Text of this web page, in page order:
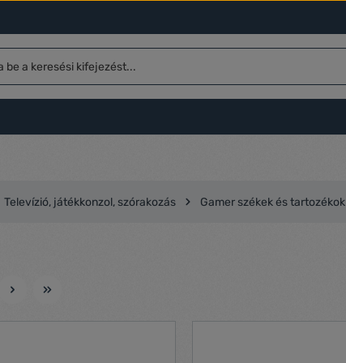
Televízió, játékkonzol, szórakozás Gamer székek és tartozékok